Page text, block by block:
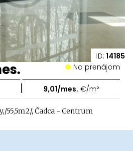
ID: 14185
Na prenájom
| 9,01/mes. €/m²
, Čadca - Centrum